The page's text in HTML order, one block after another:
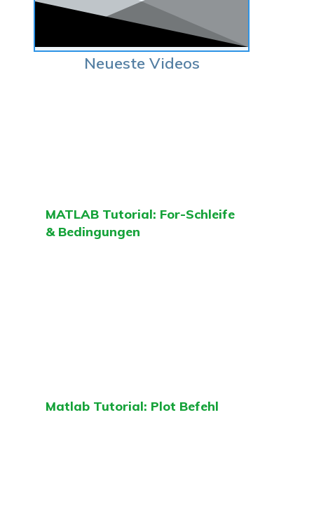
Neueste Videos
MATLAB Tutorial: For-Schleife
& Bedingungen
Matlab Tutorial: Plot Befehl